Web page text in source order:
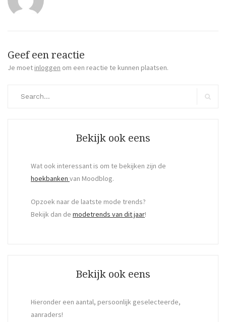
Geef een reactie
Je moet inloggen om een reactie te kunnen plaatsen.
Bekijk ook eens
Wat ook interessant is om te bekijken zijn de
hoekbanken van Moodblog.
Opzoek naar de laatste mode trends?
Bekijk dan de modetrends van dit jaar!
Bekijk ook eens
Hieronder een aantal, persoonlijk geselecteerde,
aanraders!